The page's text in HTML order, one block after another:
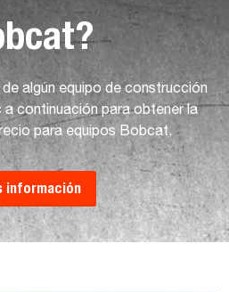
algún equipo de construcción
continuación para obtener la
para equipos Bobcat.
información